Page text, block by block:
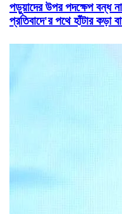
পড়ুয়াদের উপর পদক্ষেপ বন্ধ
প্রতিবাদে'র পথে হাঁটার কড়া